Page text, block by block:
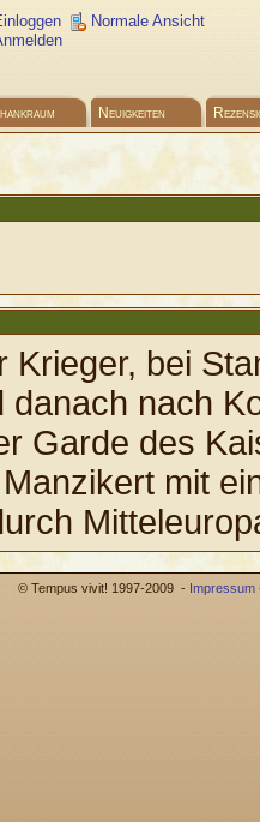
Normale Ansicht
Neuigkeiten
Krieger, bei
danach nach
Garde des
mit
© Tempus vivit! 1997-2009 - Impressum